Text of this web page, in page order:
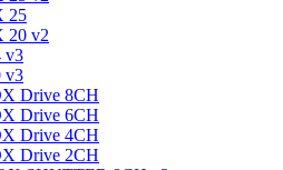
25
20 v2
v3
v3
Drive 8CH
Drive 6CH
Drive 4CH
Drive 2CH